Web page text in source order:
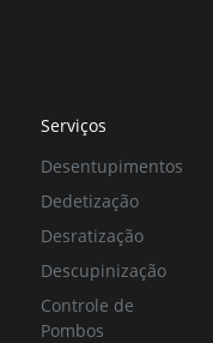
Serviços
Desentupimentos
Dedetização
Desratização
Descupinização
Controle de
Pombos